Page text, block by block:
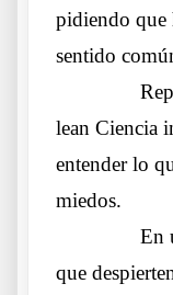
pidiendo que
sentido
lean Ciencia
entender lo
miedos.
En
que